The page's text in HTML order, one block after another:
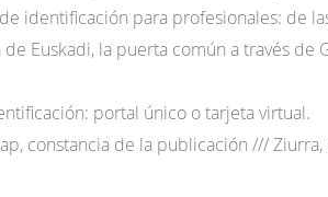
identificación para profesionales: de
Euskadi, la puerta común a través de
portal único o tarjeta virtual.
constancia de la publicación ///